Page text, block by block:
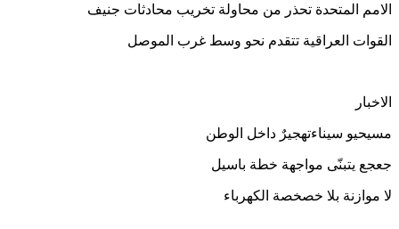
الامم المتحدة تحذر من محاولة تخريب محادثات جنيف
القوات العراقية تتقدم نحو وسط غرب الموصل
الاخبار
مسيحيو سيناءتهجيرٌ داخل الوطن
جعجع يتبنّى مواجهة خطة باسيل
لا موازنة بلا خصخصة الكهرباء